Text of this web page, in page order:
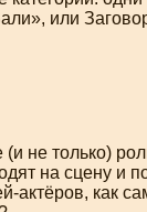
», или
не только)
на сцену и
актёров, как